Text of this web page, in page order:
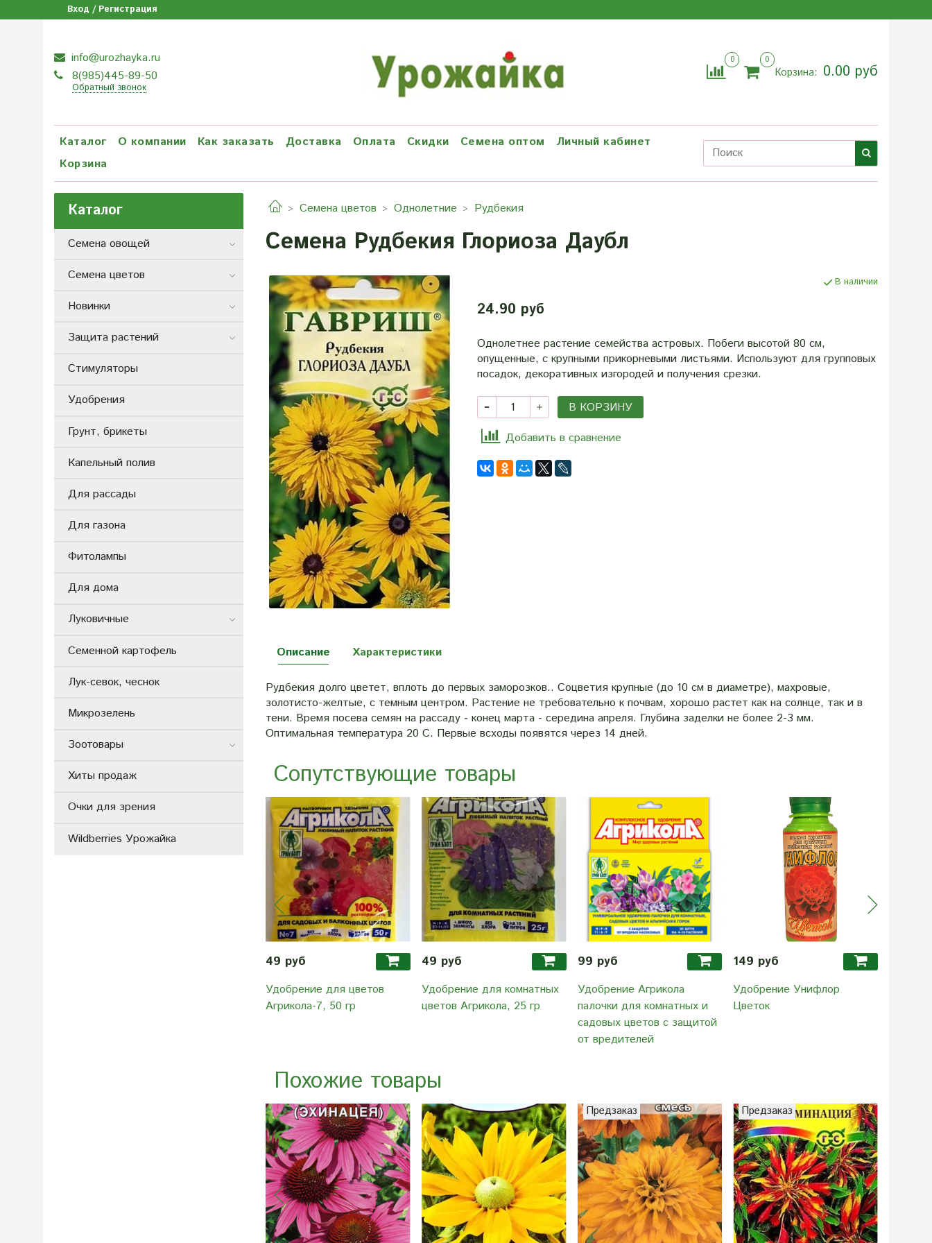
Вход / Регистрация
info@urozhayka.ru
8(985)445-89-50
Обратный звонок
0 0
Корзина: 0.00 руб
Каталог О компании Как заказать Доставка Оплата Скидки Семена оптом
Личный кабинет
Корзина
Семена цветов Однолетние Рудбекия
Семена Рудбекия Глориоза Даубл
В наличии
24.90 руб
Однолетнее растение семейства астровых. Побеги высотой 80 см,
опущенные, с крупными прикорневыми листьями. Используют для групповых
посадок, декоративных изгородей и получения срезки.
В КОРЗИНУ
Добавить в сравнение
Описание
Рудбекия долго цветет, вплоть до первых заморозков.. Соцветия крупные (до 10 см в диаметре), махровые,
золотисто-желтые, с темным центром. Растение не требовательно к почвам, хорошо растет как на солнце, так и в
тени. Время посева семян на рассаду - конец марта - середина апреля. Глубина заделки не более 2-3 мм.
Оптимальная температура 20 С. Первые всходы появятся через 14 дней.
Характеристики
Сопутствующие товары
49 руб
Удобрение для цветов
Агрикола-7, 50 гр
49 руб
Удобрение для комнатных
цветов Агрикола, 25 гр
99 руб
Удобрение Агрикола
палочки для комнатных и
садовых цветов с защитой
от вредителей
149 руб
Удобрение Унифлор
Цветок
Похожие товары
Предзаказ Предзаказ
Каталог
Семена овощей
Семена цветов
Новинки
Защита растений
Стимуляторы
Удобрения
Грунт, брикеты
Капельный полив
Для рассады
Для газона
Фитолампы
Для дома
Луковичные
Семенной картофель
Лук-севок, чеснок
Микрозелень
Зоотовары
Хиты продаж
Очки для зрения
Wildberries Урожайка